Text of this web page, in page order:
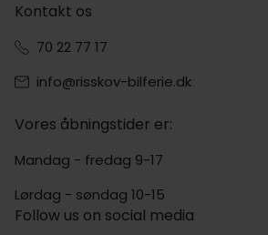
Kontakt os
70 22 77 17
info@risskov-bilferie.dk
Vores åbningstider er:
Mandag - fredag 9-17
Lørdag - søndag 10-15
Follow us on social media